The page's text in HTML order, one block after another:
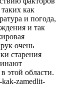
как
и погода,
и так
очень
старения
этой области.